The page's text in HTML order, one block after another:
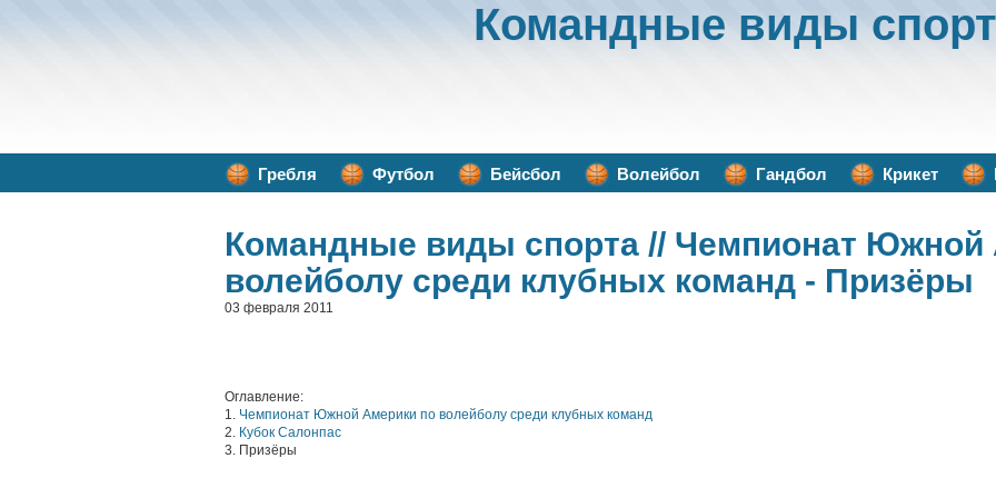
Командные виды
Гребля Футбол Бейсбол Волейбол Гандбол Крикет
Командные виды спорта // Чемпионат Южной
волейболу среди клубных команд - Призёры
03 февраля 2011
Оглавление:
1. Чемпионат Южной Америки по волейболу среди клубных команд
2. Кубок Салонпас
3. Призёры